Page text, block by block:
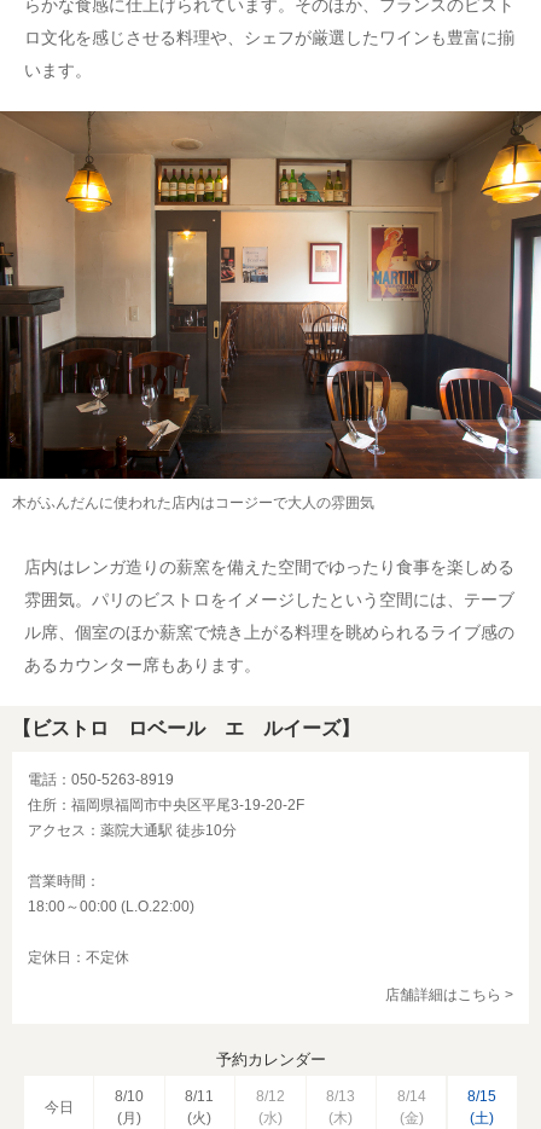
らかな食感に仕上げられています。そのほか、フランスのビスト
ロ文化を感じさせる料理や、シェフが厳選したワインも豊富に揃
います。
木がふんだんに使われた店内はコージーで大人の雰囲気
店内はレンガ造りの薪窯を備えた空間でゆったり食事を楽しめる
雰囲気。パリのビストロをイメージしたという空間には、テーブ
ル席、個室のほか薪窯で焼き上がる料理を眺められるライブ感の
あるカウンター席もあります。
【ビストロ ロベール エ ルイーズ】
電話：050-5263-8919
住所：福岡県福岡市中央区平尾3-19-20-2F
アクセス：薬院大通駅 徒歩10分
営業時間：
18:00～00:00 (L.O.22:00)
定休日：不定休
店舗詳細はこちら >
予約カレンダー
今日
8/10
(月)
8/11
(火)
8/12
(水)
8/13
(木)
8/14
(金)
8/15
(土)